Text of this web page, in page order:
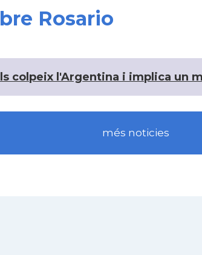
Rosario
colpeix l'Argentina i implica un
més noticies